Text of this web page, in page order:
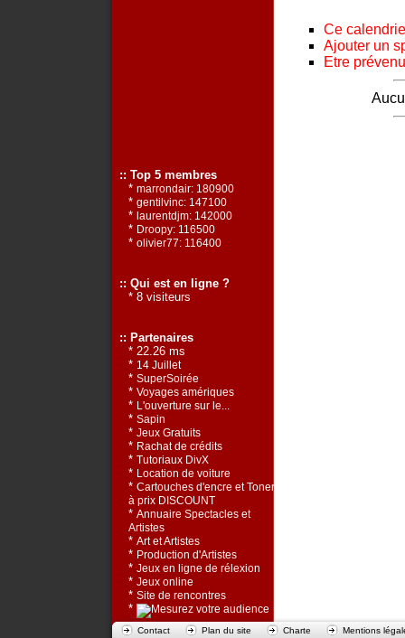
Ce
Ajouter un
Etre
:: Top 5 membres
* marrondair: 180900
* gentilvinc: 147100
* laurentdjm: 142000
* Droopy: 116500
* olivier77: 116400
:: Qui est en ligne ?
* 8 visiteurs
:: Partenaires
* 22.26 ms
* 14 Juillet
* SuperSoirée
* Voyages amériques
* L'ouverture sur le...
* Sapin
* Jeux Gratuits
* Rachat de crédits
* Tutoriaux DivX
* Location de voiture
* Cartouches d'encre et Toners
à prix DISCOUNT
* Annuaire Spectacles et
Artistes
* Art et Artistes
* Production d'Artistes
* Jeux en ligne de rélexion
* Jeux online
* Site de rencontres
*
Contact Plan du site Charte Mentions